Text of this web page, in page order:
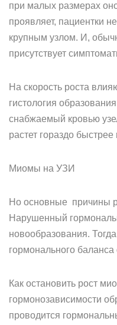
при малых размерах
проявляет, пациентки
крупным узлом. И,
присутствует
На скорость роста
гистология
снабжаемый кровью
растет гораздо
Миомы на УЗИ
Но основные причины
Нарушенный
новообразования.
гормонального баланса
Как остановить рост
гормонозависимости
проводится